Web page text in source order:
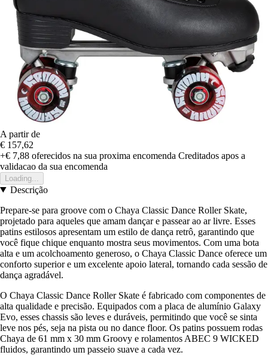
A partir de
€ 157,62
+€ 7,88 oferecidos na sua proxima encomenda Creditados apos a
validacao da sua encomenda
Loading...
Descrição
Prepare-se para groove com o Chaya Classic Dance Roller Skate,
projetado para aqueles que amam dançar e passear ao ar livre. Esses
patins estilosos apresentam um estilo de dança retrô, garantindo que
você fique chique enquanto mostra seus movimentos. Com uma bota
alta e um acolchoamento generoso, o Chaya Classic Dance oferece um
conforto superior e um excelente apoio lateral, tornando cada sessão de
dança agradável.
O Chaya Classic Dance Roller Skate é fabricado com componentes de
alta qualidade e precisão. Equipados com a placa de alumínio Galaxy
Evo, esses chassis são leves e duráveis, permitindo que você se sinta
leve nos pés, seja na pista ou no dance floor. Os patins possuem rodas
Chaya de 61 mm x 30 mm Groovy e rolamentos ABEC 9 WICKED
fluidos, garantindo um passeio suave a cada vez.